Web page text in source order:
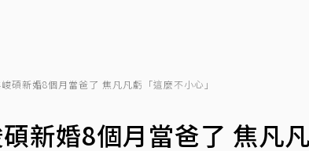
碩新婚8個月當爸了 焦凡凡虧「這麼不小心」
新婚8個月當爸了 焦凡